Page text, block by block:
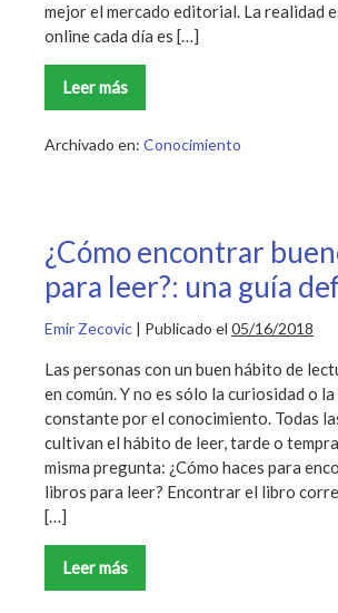
mejor el mercado editorial. La realidad
online cada día es […]
Leer más
La
guía
cómo
legal
Archivado en: Conocimiento
¿Cómo encontrar
para leer?: una guía
Emir Zecovic | Publicado el 05/16/2018
Las personas con un buen hábito de
en común. Y no es sólo la curiosidad o la
constante por el conocimiento. Todas
cultivan el hábito de leer, tarde o
misma pregunta: ¿Cómo haces para
libros para leer? Encontrar el libro
[…]
Leer más
¿Cómo
encontrar